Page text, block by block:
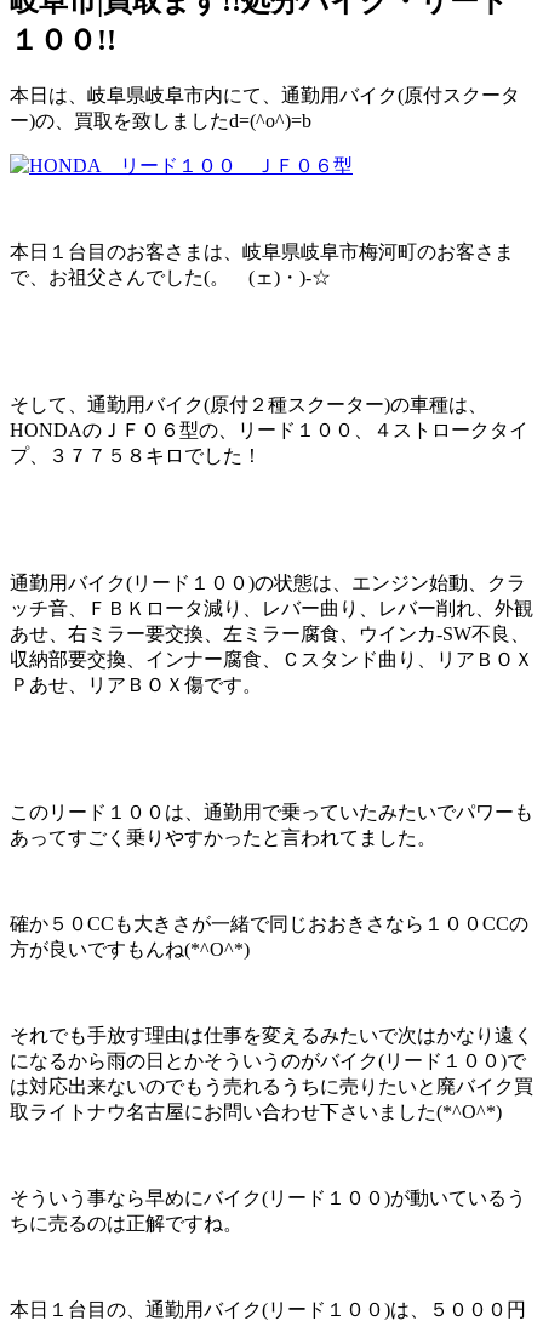
１００!!
本日は、岐阜県岐阜市内にて、通勤用バイク(原付スクータ
ー)の、買取を致しましたd=(^o^)=b
本日１台目のお客さまは、岐阜県岐阜市梅河町のお客さま
で、お祖父さんでした(。ゝ(ェ)・)-☆
そして、通勤用バイク(原付２種スクーター)の車種は、
HONDAのＪＦ０６型の、リード１００、４ストロークタイ
プ、３７７５８キロでした！
通勤用バイク(リード１００)の状態は、エンジン始動、クラ
ッチ音、ＦＢＫロータ減り、レバー曲り、レバー削れ、外観
あせ、右ミラー要交換、左ミラー腐食、ウインカ-SW不良、
収納部要交換、インナー腐食、Ｃスタンド曲り、リアＢＯＸ
Ｐあせ、リアＢＯＸ傷です。
このリード１００は、通勤用で乗っていたみたいでパワーも
あってすごく乗りやすかったと言われてました。
確か５０CCも大きさが一緒で同じおおきさなら１００CCの
方が良いですもんね(*^O^*)
それでも手放す理由は仕事を変えるみたいで次はかなり遠く
になるから雨の日とかそういうのがバイク(リード１００)で
は対応出来ないのでもう売れるうちに売りたいと廃バイク買
取ライトナウ名古屋にお問い合わせ下さいました(*^O^*)
そういう事なら早めにバイク(リード１００)が動いているう
ちに売るのは正解ですね。
本日１台目の、通勤用バイク(リード１００)は、５０００円